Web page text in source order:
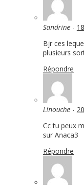
Sandrine -
Bjr ces
plusieurs
Répondre
Linouche -
Cc tu peux
sur Anaca3
Répondre